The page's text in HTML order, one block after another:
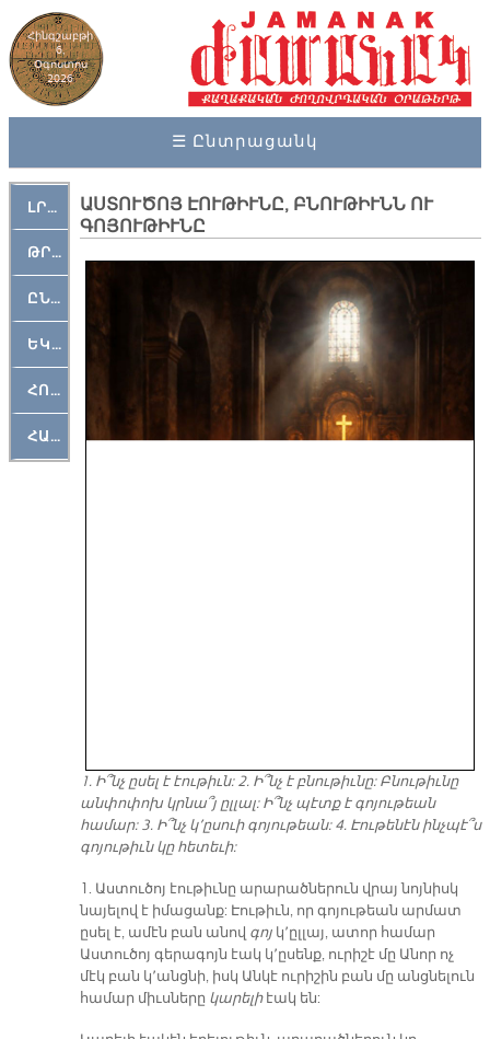
Հինգշաբթի
6,
Օգոստոս
2026
☰ Ընտրացանկ
ԼՐԱՀՈՍ
ԹՐՔԱՀԱՅ ԿԵԱՆՔ
ԸՆԿԵՐԱՄՇԱԿՈՒԹԱՅԻՆ
ԵԿԵՂԵՑԱԿԱՆ
ՀՈԳԵՄՏԱՒՈՐ
ՀԱՐԹԱԿ
ԱՍՏՈՒԾՈՅ ԷՈՒԹԻՒՆԸ, ԲՆՈՒԹԻՒՆՆ ՈՒ
ԳՈՅՈՒԹԻՒՆԸ
1. Ի՞նչ ըսել է էութիւն: 2. Ի՞նչ է բնութիւնը: Բնութիւնը
անփոփոխ կրնա՞յ ըլլալ: Ի՞նչ պէտք է գոյութեան
համար: 3. Ի՞նչ կ՚ըսուի գոյութեան: 4. Էութենէն ինչպէ՞ս
գոյութիւն կը հետեւի:
1. Աստուծոյ էութիւնը արարածներուն վրայ նոյնիսկ
նայելով է իմացանք: Էութիւն, որ գոյութեան արմատ
ըսել է, ամէն բան անով գոյկ՚ըլլայ, ատոր համար
Աստուծոյ գերագոյն էակ կ՚ըսենք, ուրիշէ մը Անոր ոչ
մէկ բան կ՚անցնի, իսկ Անկէ ուրիշին բան մը անցնելուն
համար միւսները կարելիէակ են: